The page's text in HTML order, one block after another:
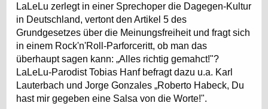
LaLeLu zerlegt in einer Sprechoper die Dagegen-Kultur
in Deutschland, vertont den Artikel 5 des
Grundgesetzes über die Meinungsfreiheit und fragt sich
in einem Rock'n'Roll-Parforceritt, ob man das
überhaupt sagen kann: „Alles richtig gemahct!"?
LaLeLu-Parodist Tobias Hanf befragt dazu u.a. Karl
Lauterbach und Jorge Gonzales „Roberto Habeck, Du
hast mir gegeben eine Salsa von die Worte!".